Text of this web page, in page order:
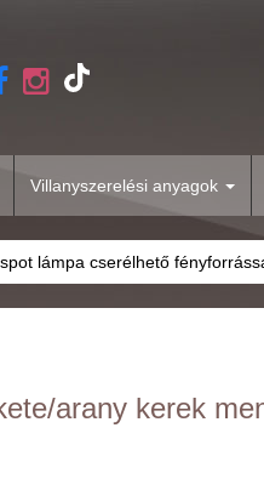
Villanyszerelési anyagok
lámpa cserélhető
arany kerek